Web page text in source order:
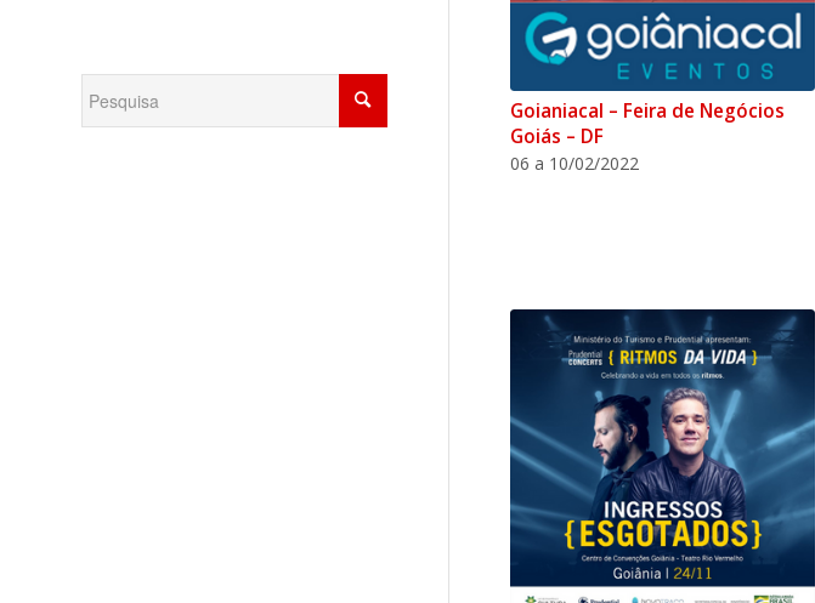
Goianiacal – Feira de Negócios
Goiás – DF
06 a 10/02/2022